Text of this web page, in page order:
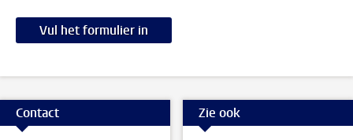
Vul het formulier in
Contact Zie ook